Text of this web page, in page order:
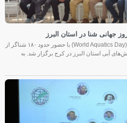
جهانی شنا در استان البرز
جشنواره بزرگداشت روز جهانی شنا (World Aquatics Day) با حضور حدود ۱۸۰ شناگر از
آبی استان البرز در کرج برگزار شد. به